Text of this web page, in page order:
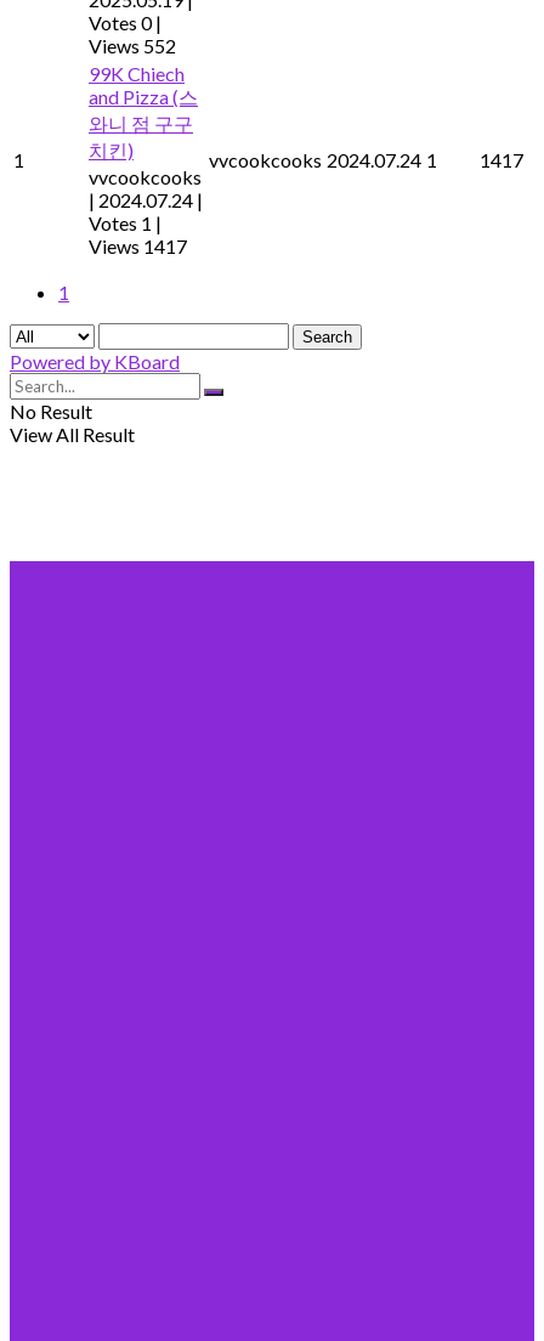
Votes 0 |
Views 552
1
99K Chiech
and Pizza (스
와니 점 구구
치킨)
vvcookcooks
| 2024.07.24 |
Votes 1 |
Views 1417
vvcookcooks 2024.07.24 1 1417
1
Search
Powered by KBoard
No Result
View All Result